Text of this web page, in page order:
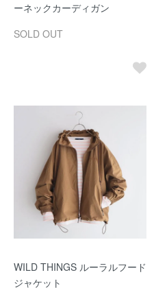
ーネックカーディガン
SOLD OUT
WILD THINGS ルーラルフード
ジャケット